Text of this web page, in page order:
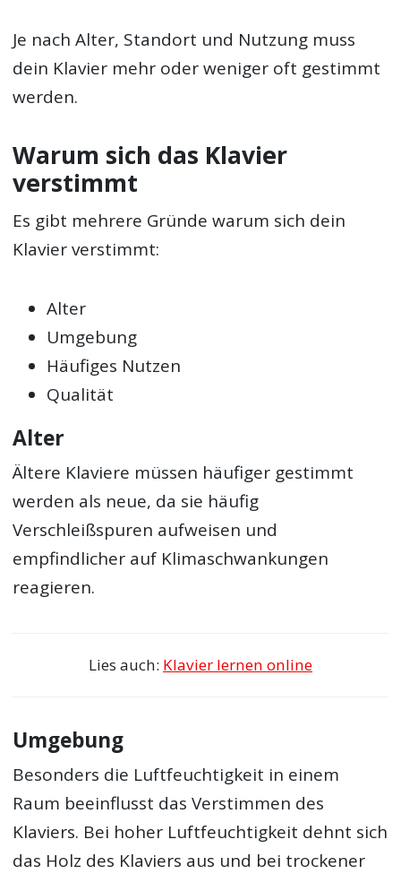
Je nach Alter, Standort und Nutzung muss
dein Klavier mehr oder weniger oft gestimmt
werden.
Warum sich das Klavier
verstimmt
Es gibt mehrere Gründe warum sich dein
Klavier verstimmt:
Alter
Umgebung
Häufiges Nutzen
Qualität
Alter
Ältere Klaviere müssen häufiger gestimmt
werden als neue, da sie häufig
Verschleißspuren aufweisen und
empfindlicher auf Klimaschwankungen
reagieren.
Lies auch: Klavier lernen online
Umgebung
Besonders die Luftfeuchtigkeit in einem
Raum beeinflusst das Verstimmen des
Klaviers. Bei hoher Luftfeuchtigkeit dehnt sich
das Holz des Klaviers aus und bei trockener